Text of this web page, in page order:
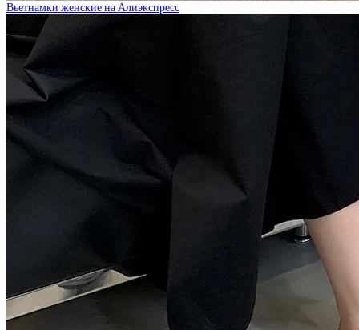
Вьетнамки женские на Алиэкспресс